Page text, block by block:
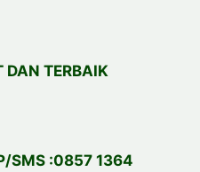
DAN TERBAIK
SMS :0857 1364